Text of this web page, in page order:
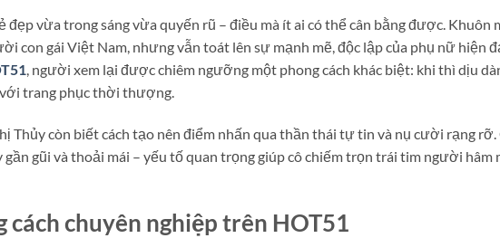
vừa trong sáng vừa quyến rũ – điều mà ít ai có thể cân bằng được. Khuôn
con gái Việt Nam, nhưng vẫn toát lên sự mạnh mẽ, độc lập của phụ nữ hiện
, người xem lại được chiêm ngưỡng một phong cách khác biệt: khi thì dịu
trang phục thời thượng.
Thủy còn biết cách tạo nên điểm nhấn qua thần thái tự tin và nụ cười rạng rỡ.
gũi và thoải mái – yếu tố quan trọng giúp cô chiếm trọn trái tim người hâm
cách chuyên nghiệp trên HOT51